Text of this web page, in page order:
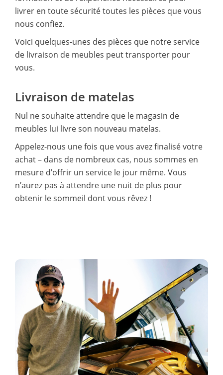
livrer en toute sécurité toutes les pièces que vous
nous confiez.
Voici quelques-unes des pièces que notre service
de livraison de meubles peut transporter pour
vous.
Livraison de matelas
Nul ne souhaite attendre que le magasin de
meubles lui livre son nouveau matelas.
Appelez-nous une fois que vous avez finalisé votre
achat – dans de nombreux cas, nous sommes en
mesure d’offrir un service le jour même. Vous
n’aurez pas à attendre une nuit de plus pour
obtenir le sommeil dont vous rêvez !